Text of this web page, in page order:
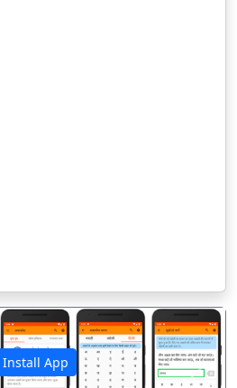
Install App
अगला